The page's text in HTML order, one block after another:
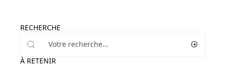
RECHERCHE
À RETENIR